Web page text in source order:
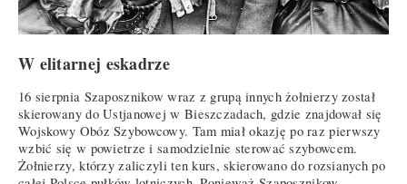
W elitarnej eskadrze
16 sierpnia Szaposznikow wraz z grupą innych żołnierzy został
skierowany do Ustjanowej w Bieszczadach, gdzie znajdował się
Wojskowy Obóz Szybowcowy. Tam miał okazję po raz pierwszy
wzbić się w powietrze i samodzielnie sterować szybowcem.
Żołnierzy, którzy zaliczyli ten kurs, skierowano do rozsianych po